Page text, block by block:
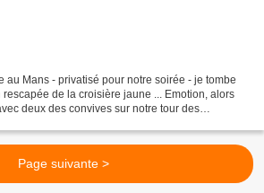
au Mans - privatisé pour notre soirée - je tombe
de la croisière jaune ... Emotion, alors
deux des convives sur notre tour des
Page suivante >